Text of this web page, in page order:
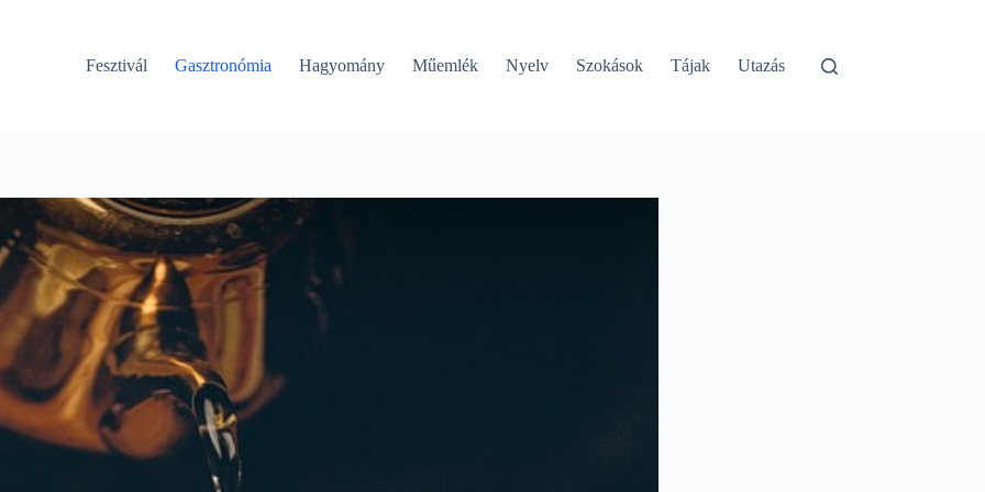
Fesztivál Gasztronómia Hagyomány Műemlék Nyelv Szokások Tájak Utazás